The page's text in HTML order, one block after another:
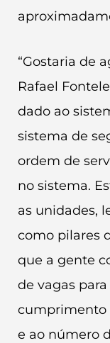
“Gostaria de
Rafael
dado ao
sistema de
ordem de
no sistema.
as unidades,
como pilares
que a gente
de vagas
cumprimento
e ao número